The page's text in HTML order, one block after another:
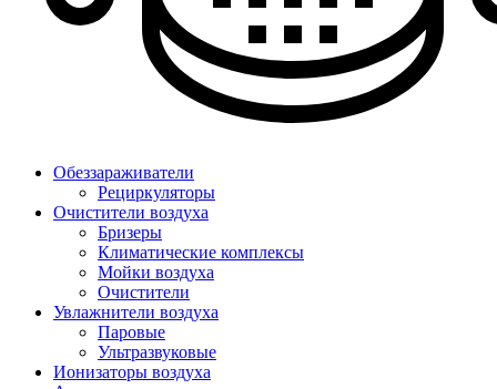
Обеззараживатели
Рециркуляторы
Очистители воздуха
Бризеры
Климатические комплексы
Мойки воздуха
Очистители
Увлажнители воздуха
Паровые
Ультразвуковые
Ионизаторы воздуха